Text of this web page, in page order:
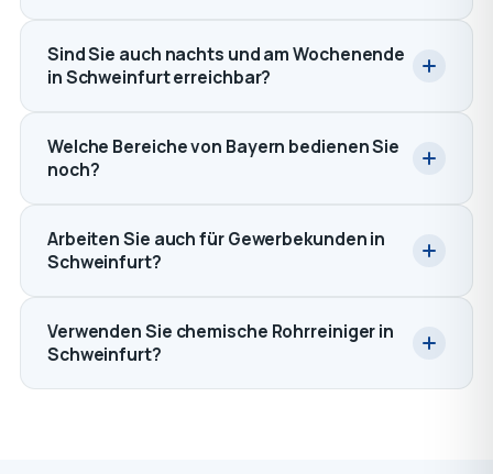
Sind Sie auch nachts und am Wochenende
in Schweinfurt erreichbar?
Welche Bereiche von Bayern bedienen Sie
noch?
Arbeiten Sie auch für Gewerbekunden in
Schweinfurt?
Verwenden Sie chemische Rohrreiniger in
Schweinfurt?